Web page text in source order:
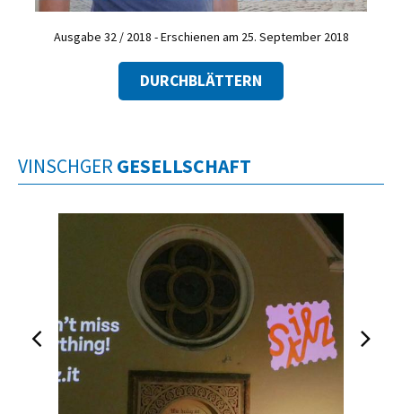
Ausgabe 32 / 2018 - Erschienen am 25. September 2018
DURCHBLÄTTERN
VINSCHGER GESELLSCHAFT